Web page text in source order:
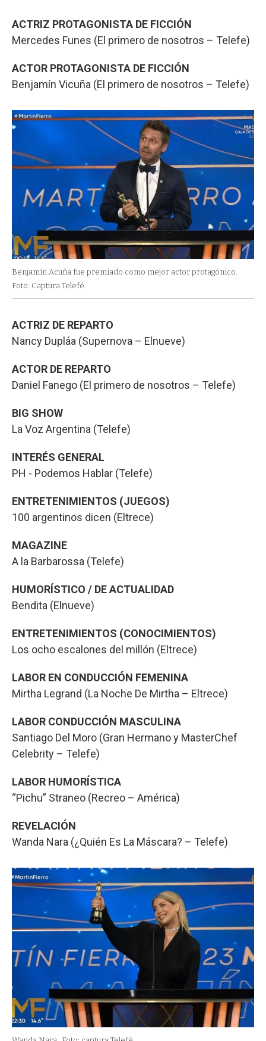
ACTRIZ PROTAGONISTA DE FICCIÓN
Mercedes Funes (El primero de nosotros – Telefe)
ACTOR PROTAGONISTA DE FICCIÓN
Benjamín Vicuña (El primero de nosotros – Telefe)
Benjamín Acuña fue premiado como mejor actor protagónico.
Foto: Captura Telefé.
ACTRIZ DE REPARTO
Nancy Dupláa (Supernova – Elnueve)
ACTOR DE REPARTO
Daniel Fanego (El primero de nosotros – Telefe)
BIG SHOW
La Voz Argentina (Telefe)
INTERÉS GENERAL
PH - Podemos Hablar (Telefe)
ENTRETENIMIENTOS (JUEGOS)
100 argentinos dicen (Eltrece)
MAGAZINE
A la Barbarossa (Telefe)
HUMORÍSTICO / DE ACTUALIDAD
Bendita (Elnueve)
ENTRETENIMIENTOS (CONOCIMIENTOS)
Los ocho escalones del millón (Eltrece)
LABOR EN CONDUCCIÓN FEMENINA
Mirtha Legrand (La Noche De Mirtha – Eltrece)
LABOR CONDUCCIÓN MASCULINA
Santiago Del Moro (Gran Hermano y MasterChef
Celebrity – Telefe)
LABOR HUMORÍSTICA
“Pichu” Straneo (Recreo – América)
REVELACIÓN
Wanda Nara (¿Quién Es La Máscara? – Telefe)